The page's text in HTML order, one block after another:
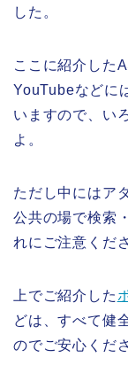
した。
ここに紹介した
YouTubeなどに
いますので、い
よ。
ただし中にはア
公共の場で検索
れにご注意くだ
上でご紹介した
どは、すべて健
のでご安心くだ